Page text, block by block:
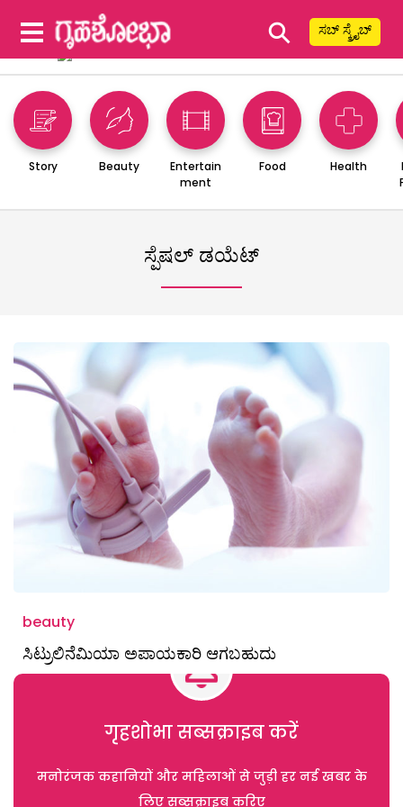
⚲ ಸಬ್ ಸ್ಕ್ರೈಬ್
Story Beauty
Entertain
ment
Food Health
ಸ್ಪೆಷಲ್ ಡಯೆಟ್
beauty
ಸಿಟ್ರುಲಿನೆಮಿಯಾ ಅಪಾಯಕಾರಿ ಆಗಬಹುದು
गृहशोभा सब्सक्राइब करें
मनोरंजक कहानियों और महिलाओं से जुड़ी हर नई खबर के
लिए सब्सक्राइब करिए